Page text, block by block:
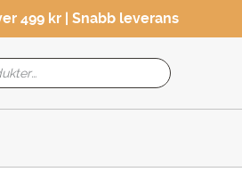
499 kr | Snabb leverans